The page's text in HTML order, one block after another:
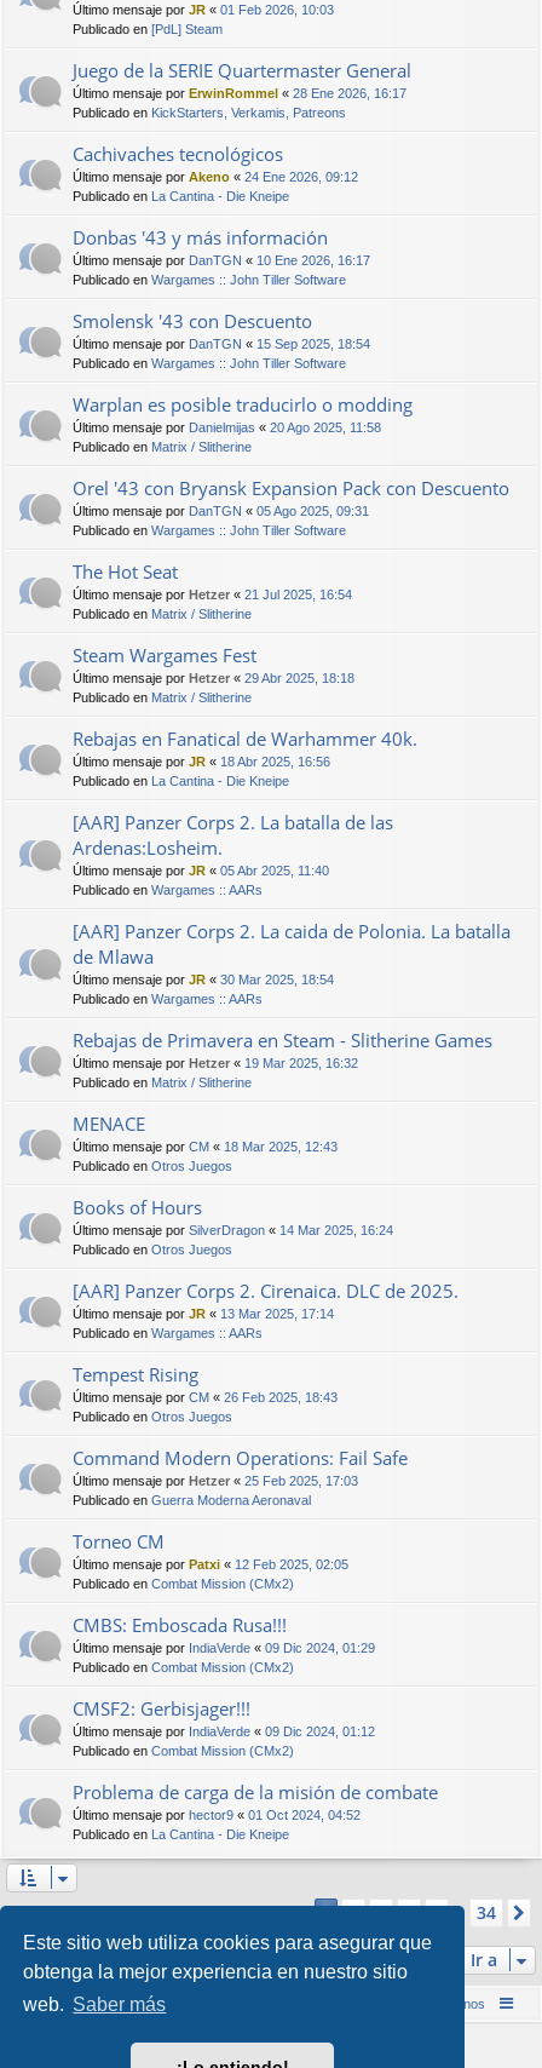
Este sitio web utiliza cookies para asegurar que
obtenga la mejor experiencia en nuestro sitio
web. Saber más
Último mensaje por JR « 01 Feb 2026, 10:03
Publicado en [PdL] Steam
Juego de la SERIE Quartermaster General
Último mensaje por ErwinRommel « 28 Ene 2026, 16:17
Publicado en KickStarters, Verkamis, Patreons
Cachivaches tecnológicos
Último mensaje por Akeno « 24 Ene 2026, 09:12
Publicado en La Cantina - Die Kneipe
Donbas '43 y más información
Último mensaje por DanTGN « 10 Ene 2026, 16:17
Publicado en Wargames :: John Tiller Software
Smolensk '43 con Descuento
Último mensaje por DanTGN « 15 Sep 2025, 18:54
Publicado en Wargames :: John Tiller Software
Warplan es posible traducirlo o modding
Último mensaje por Danielmijas « 20 Ago 2025, 11:58
Publicado en Matrix / Slitherine
Orel '43 con Bryansk Expansion Pack con Descuento
Último mensaje por DanTGN « 05 Ago 2025, 09:31
Publicado en Wargames :: John Tiller Software
The Hot Seat
Último mensaje por Hetzer « 21 Jul 2025, 16:54
Publicado en Matrix / Slitherine
Steam Wargames Fest
Último mensaje por Hetzer « 29 Abr 2025, 18:18
Publicado en Matrix / Slitherine
Rebajas en Fanatical de Warhammer 40k.
Último mensaje por JR « 18 Abr 2025, 16:56
Publicado en La Cantina - Die Kneipe
[AAR] Panzer Corps 2. La batalla de las
Ardenas:Losheim.
Último mensaje por JR « 05 Abr 2025, 11:40
Publicado en Wargames :: AARs
[AAR] Panzer Corps 2. La caida de Polonia. La batalla
de Mlawa
Último mensaje por JR « 30 Mar 2025, 18:54
Publicado en Wargames :: AARs
Rebajas de Primavera en Steam - Slitherine Games
Último mensaje por Hetzer « 19 Mar 2025, 16:32
Publicado en Matrix / Slitherine
MENACE
Último mensaje por CM « 18 Mar 2025, 12:43
Publicado en Otros Juegos
Books of Hours
Último mensaje por SilverDragon « 14 Mar 2025, 16:24
Publicado en Otros Juegos
[AAR] Panzer Corps 2. Cirenaica. DLC de 2025.
Último mensaje por JR « 13 Mar 2025, 17:14
Publicado en Wargames :: AARs
Tempest Rising
Último mensaje por CM « 26 Feb 2025, 18:43
Publicado en Otros Juegos
Command Modern Operations: Fail Safe
Último mensaje por Hetzer « 25 Feb 2025, 17:03
Publicado en Guerra Moderna Aeronaval
Torneo CM
Último mensaje por Patxi « 12 Feb 2025, 02:05
Publicado en Combat Mission (CMx2)
CMBS: Emboscada Rusa!!!
Último mensaje por IndiaVerde « 09 Dic 2024, 01:29
Publicado en Combat Mission (CMx2)
CMSF2: Gerbisjager!!!
Último mensaje por IndiaVerde « 09 Dic 2024, 01:12
Publicado en Combat Mission (CMx2)
Problema de carga de la misión de combate
Último mensaje por hector9 « 01 Oct 2024, 04:52
Publicado en La Cantina - Die Kneipe
Página1de34
1 2 3 4 5 … 34
Ir a
Inicio (Web) Foro Punta de Lanza Wargames Contáctenos
Desarrollado porphpBB® Forum Software © phpBB Limited